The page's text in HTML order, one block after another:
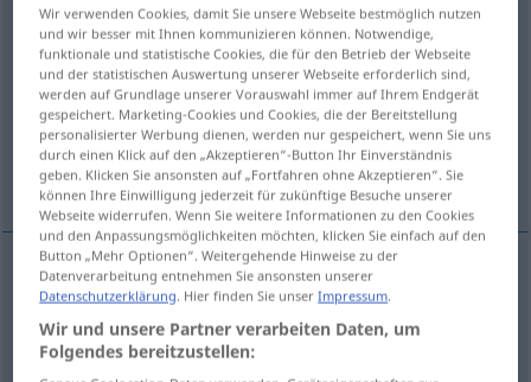
Übersicht aller Übersetzungen
(Für mehr Details die Übersetzung anklicken/antippen)
sprinkle, spray irrigate, irrigate, water
shower spray, scrub
sprinkle berieselnmit Flüssigkeit
spray berieselnmit Flüssigkeit
Wir verwenden Cookies, damit Sie unsere Webseite bestmöglich nutzen
und wir besser mit Ihnen kommunizieren können. Notwendige,
funktionale und statistische Cookies, die für den Betrieb der Webseite
und der statistischen Auswertung unserer Webseite erforderlich sind,
werden auf Grundlage unserer Vorauswahl immer auf Ihrem Endgerät
gespeichert. Marketing-Cookies und Cookies, die der Bereitstellung
personalisierter Werbung dienen, werden nur gespeichert, wenn Sie uns
durch einen Klick auf den „Akzeptieren“-Button Ihr Einverständnis
geben. Klicken Sie ansonsten auf „Fortfahren ohne Akzeptieren“. Sie
können Ihre Einwilligung jederzeit für zukünftige Besuche unserer
Webseite widerrufen. Wenn Sie weitere Informationen zu den Cookies
und den Anpassungsmöglichkeiten möchten, klicken Sie einfach auf den
Button „Mehr Optionen“. Weitergehende Hinweise zu der
Datenverarbeitung entnehmen Sie ansonsten unserer
Datenschutzerklärung. Hier finden Sie unserImpressum.
Wir und unsere Partner verarbeiten Daten, um
Folgendes bereitzustellen: